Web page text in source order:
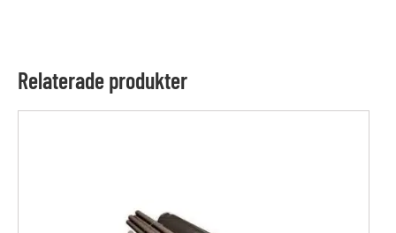
Relaterade produkter